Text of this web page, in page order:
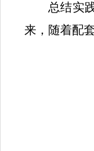
总结实
来，随着配